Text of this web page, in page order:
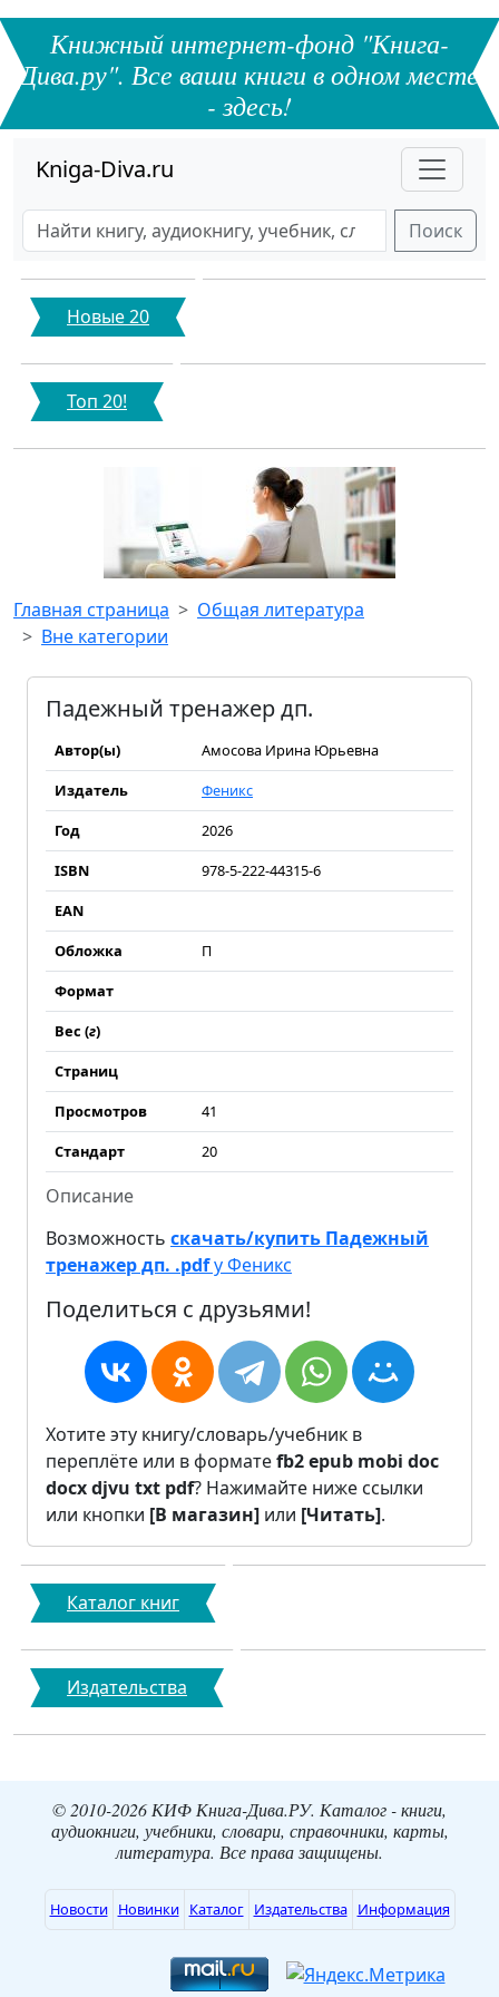
Книжный интернет-фонд "Книга-
Дива.ру". Все ваши книги в одном месте
- здесь!
Kniga-Diva.ru
Поиск
Новые 20
Топ 20!
Главная страница
Общая литература
Вне категории
Падежный тренажер дп.
Автор(ы)
Амосова Ирина Юрьевна
Издатель
Феникс
Год
2026
ISBN
978-5-222-44315-6
EAN
Обложка
П
Формат
Вес (г)
Страниц
Просмотров
41
Стандарт
20
Описание
Возможность скачать/купить Падежный
тренажер дп. .pdfу Феникс
Поделиться с друзьями!
Хотите эту книгу/словарь/учебник в
переплёте или в форматеfb2epub mobi doc
docxdjvu txt pdf? Нажимайте ниже ссылки
или кнопки [В магазин] или [Читать].
Каталог книг
Издательства
© 2010-2026 КИФ Книга-Дива.РУ. Каталог - книги,
аудиокниги, учебники, словари, справочники, карты,
литература. Все права защищены.
Новости Новинки Каталог Издательства Информация